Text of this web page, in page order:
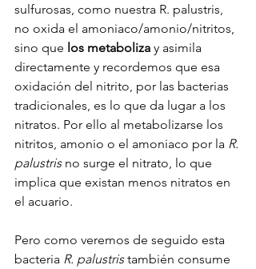
sulfurosas, como nuestra R. palustris,
no oxida el amoniaco/amonio/nitritos,
sino que los metaboliza y asimila
directamente y recordemos que esa
oxidación del nitrito, por las bacterias
tradicionales, es lo que da lugar a los
nitratos. Por ello al metabolizarse los
nitritos, amonio o el amoniaco por la R.
palustris no surge el nitrato, lo que
implica que existan menos nitratos en
el acuario.
Pero como veremos de seguido esta
bacteria R. palustris también consume